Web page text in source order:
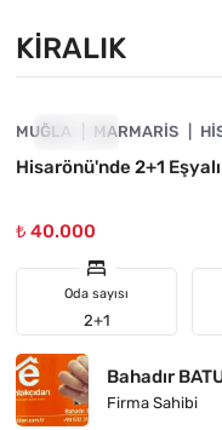
KIRALIK
KIRALIK
MUĞLA MARMARIS
Hisarönü'nde 2+1
₺ 40.000
Oda sayısı
2+1
Bahadır
Firma Sahibi